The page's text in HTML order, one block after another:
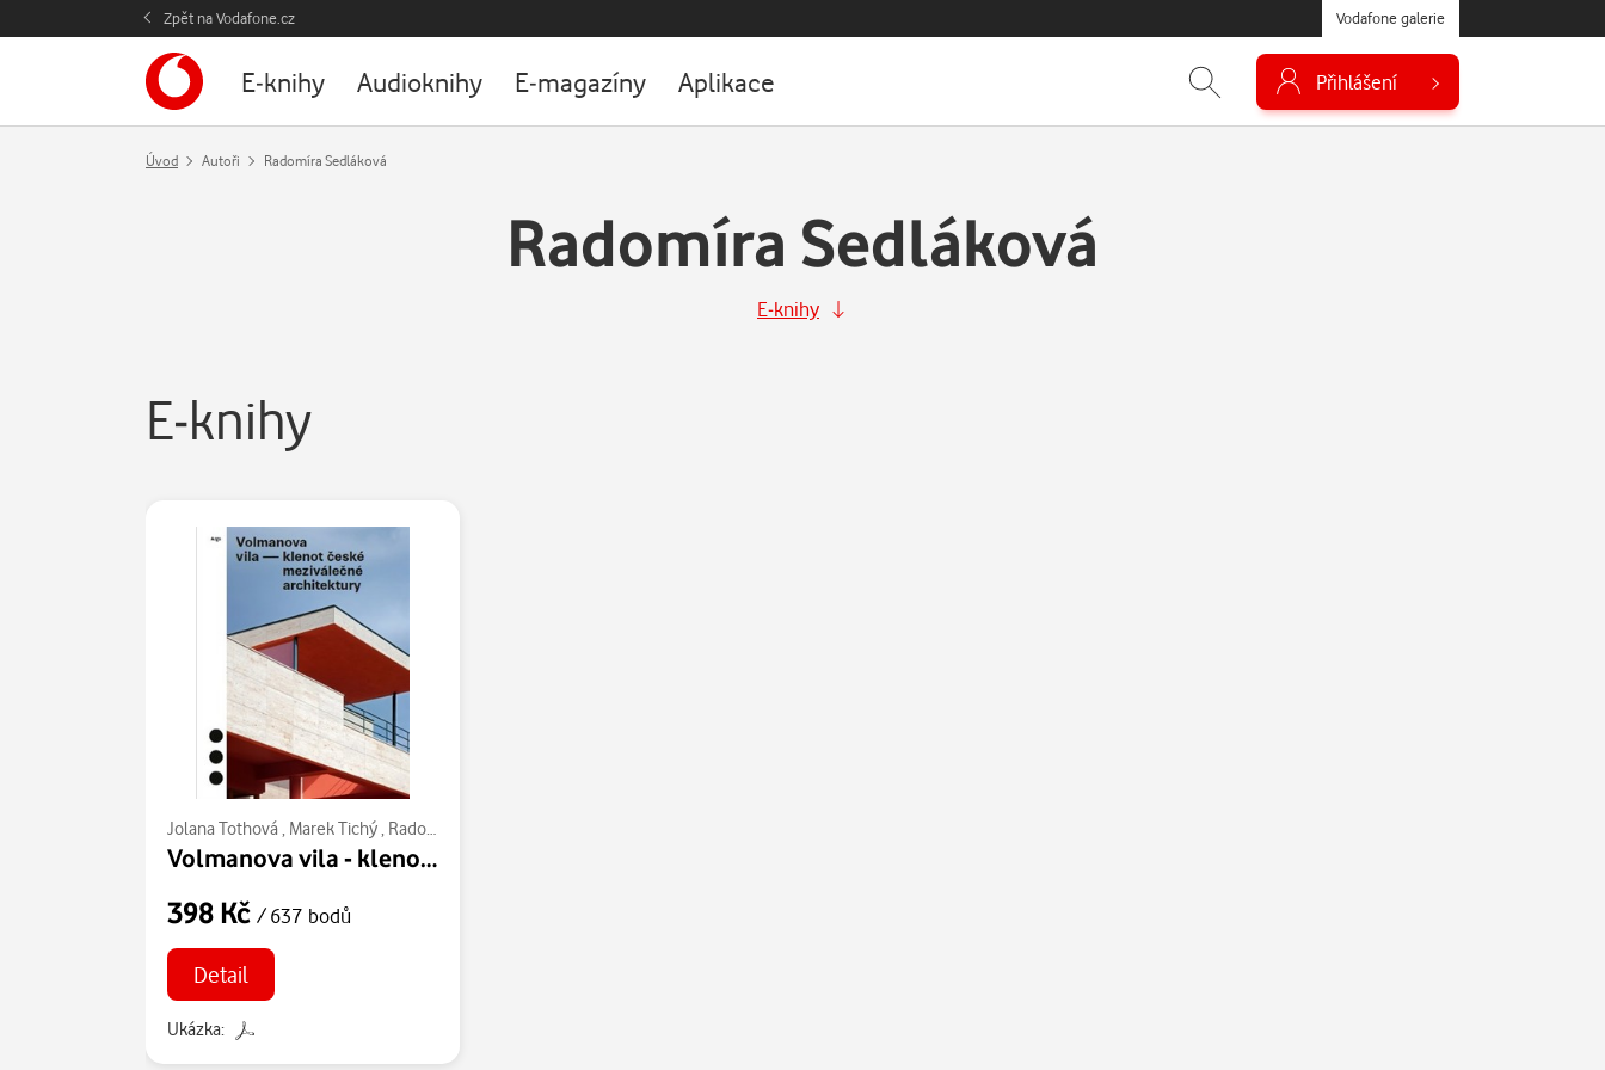
Zpět na Vodafone.cz Vodafone galerie
E-knihy Audioknihy E-magazíny Aplikace Přihlášení
Úvod Autoři Radomíra Sedláková
Radomíra Sedláková
E-knihy
E-knihy
Jolana Tothová , Marek Tichý, Radomíra Sedláková
Volmanova vila - klenot české meziválečné architektury
398 Kč / 637 bodů
Detail
Ukázka: